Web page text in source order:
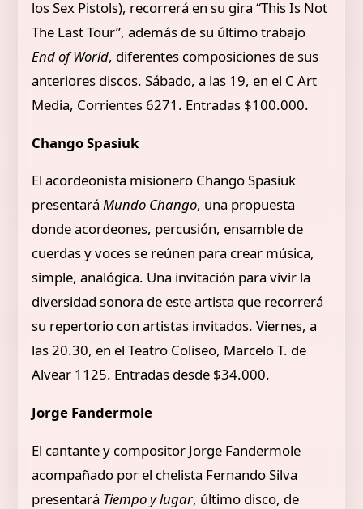
los Sex Pistols), recorrerá en su gira “This Is Not
The Last Tour”, además de su último trabajo
End of World, diferentes composiciones de sus
anteriores discos. Sábado, a las 19, en el C Art
Media, Corrientes 6271. Entradas $100.000.
Chango Spasiuk
El acordeonista misionero Chango Spasiuk
presentaráMundo Chango, una propuesta
donde acordeones, percusión, ensamble de
cuerdas y voces se reúnen para crear música,
simple, analógica. Una invitación para vivir la
diversidad sonora de este artista que recorrerá
su repertorio con artistas invitados. Viernes, a
las 20.30, en el Teatro Coliseo, Marcelo T. de
Alvear 1125. Entradas desde $34.000.
Jorge Fandermole
El cantante y compositor Jorge Fandermole
acompañado por el chelista Fernando Silva
presentará Tiempo y lugar, último disco, de